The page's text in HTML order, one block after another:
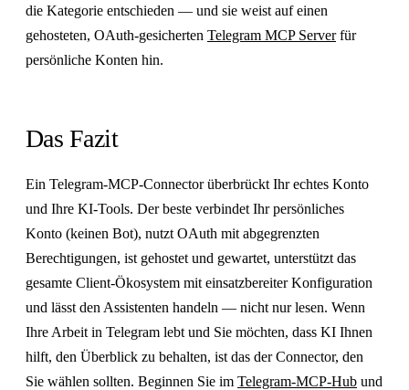
die Kategorie entschieden — und sie weist auf einen
gehosteten, OAuth-gesicherten Telegram MCP Serverfür
persönliche Konten hin.
Das Fazit
Ein Telegram-MCP-Connector überbrückt Ihr echtes Konto
und Ihre KI-Tools. Der beste verbindet Ihr persönliches
Konto (keinen Bot), nutzt OAuth mit abgegrenzten
Berechtigungen, ist gehostet und gewartet, unterstützt das
gesamte Client-Ökosystem mit einsatzbereiter Konfiguration
und lässt den Assistenten handeln — nicht nur lesen. Wenn
Ihre Arbeit in Telegram lebt und Sie möchten, dass KI Ihnen
hilft, den Überblick zu behalten, ist das der Connector, den
Sie wählen sollten. Beginnen Sie im Telegram-MCP-Hub und